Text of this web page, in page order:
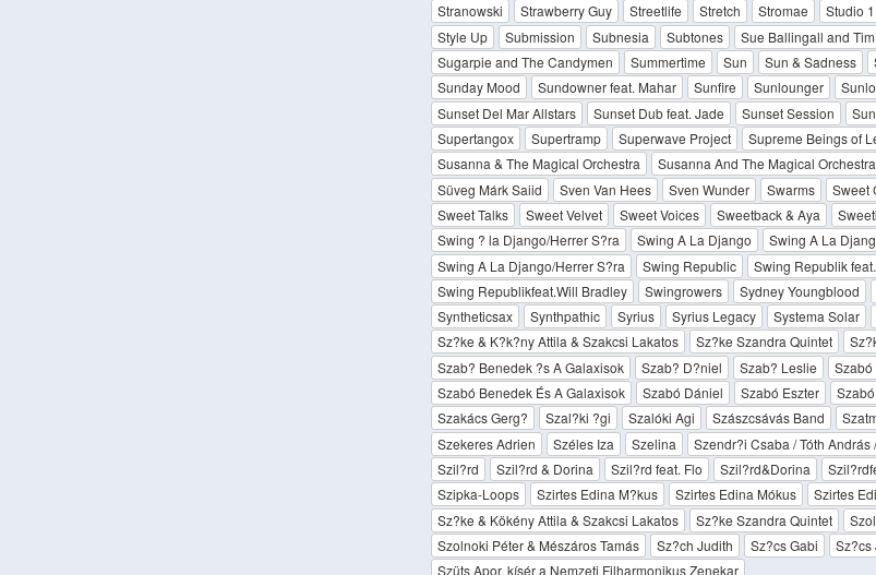
Stranowski
Strawberry Guy Streetlife Stretch Stromae Studio
Style Up
Submission Subnesia Subtones Sue Ballingall and
Sugarpie and The Candymen
Summertime Sun Sun & Sadness
Sunday Mood
Sundowner feat. Mahar Sunfire Sunlounger
Sunset Del Mar Allstars
Sunset Dub feat. Jade Sunset Session
Supertangox
Supertramp Superwave Project Supreme Beings of
Susanna & The Magical Orchestra
Susanna And The Magical Orchestra
Süveg Márk Saiid
Sven Van Hees Sven Wunder Swarms Sweet
Sweet Talks
Sweet Velvet Sweet Voices Sweetback & Aya
Swing ? la Django/Herrer S?ra
Swing A La Django Swing A La
Swing A La Django/Herrer S?ra
Swing Republic Swing Republik
Swing Republikfeat.Will Bradley
Swingrowers Sydney Youngblood
Syntheticsax
Synthpathic Syrius Syrius Legacy Systema Solar
Sz?ke & K?k?ny Attila & Szakcsi Lakatos
Sz?ke Szandra Quintet
Szab? Benedek ?s A Galaxisok
Szab? D?niel Szab? Leslie Szabó
Szabó Benedek És A Galaxisok
Szabó Dániel Szabó Eszter
Szakács Gerg?
Szal?ki ?gi Szalóki Agi Szászcsávás Band
Szekeres Adrien
Széles Iza Szelina Szendr?i Csaba / Tóth András
Szil?rd
Szil?rd & Dorina Szil?rd feat. Flo Szil?rd&Dorina
Szipka-Loops
Szirtes Edina M?kus Szirtes Edina Mókus
Szirtes
Sz?ke & Kökény Attila & Szakcsi Lakatos
Sz?ke Szandra Quintet
Szolnoki Péter & Mészáros Tamás
Sz?ch Judith Sz?cs Gabi Sz?cs
Szüts Apor, kísér a Nemzeti Filharmonikus Zenekar